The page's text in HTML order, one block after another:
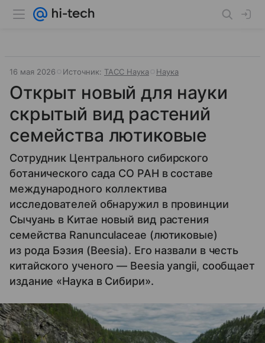
16 мая 2026 Источник: ТАСС Наука Наука
Открыт новый для науки
скрытый вид растений
семейства лютиковые
Сотрудник Центрального сибирского
ботанического сада СО РАН в составе
международного коллектива
исследователей обнаружил в провинции
Сычуань в Китае новый вид растения
семейства Ranunculaceae (лютиковые)
из рода Бэзия (Beesia). Его назвали в честь
китайского ученого — Beesia yangii, сообщает
издание «Наука в Сибири».